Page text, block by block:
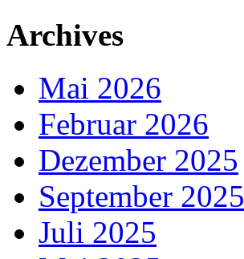
Archives
Mai 2026
Februar 2026
Dezember 2025
September 2025
Juli 2025